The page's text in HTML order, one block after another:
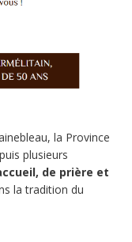
la Province
plusieurs
de prière et
la tradition du